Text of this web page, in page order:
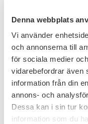
Denna webbplats
Vi använder
och annonserna till
för sociala medier
vidarebefordrar även
information från din
annons- och
Dessa kan i sin tur
information som du
Gåvor och
I framtidsfullmakten
regleras.
Om fullmakten inte
fullmaktshavaren kan
än sig själv. Värdet
hänsyn till